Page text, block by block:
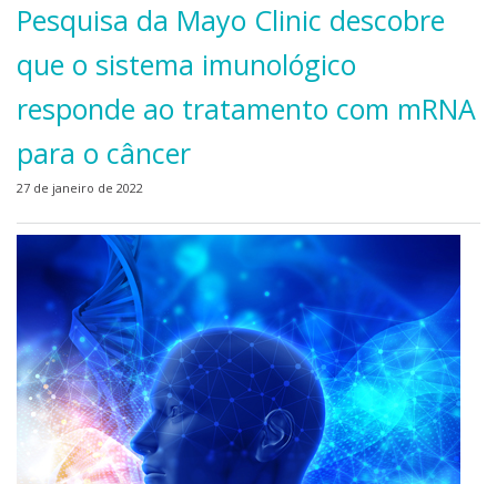
Pesquisa da Mayo Clinic descobre
que o sistema imunológico
responde ao tratamento com mRNA
para o câncer
27 de janeiro de 2022